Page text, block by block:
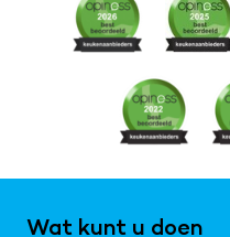
Wat kunt u doen